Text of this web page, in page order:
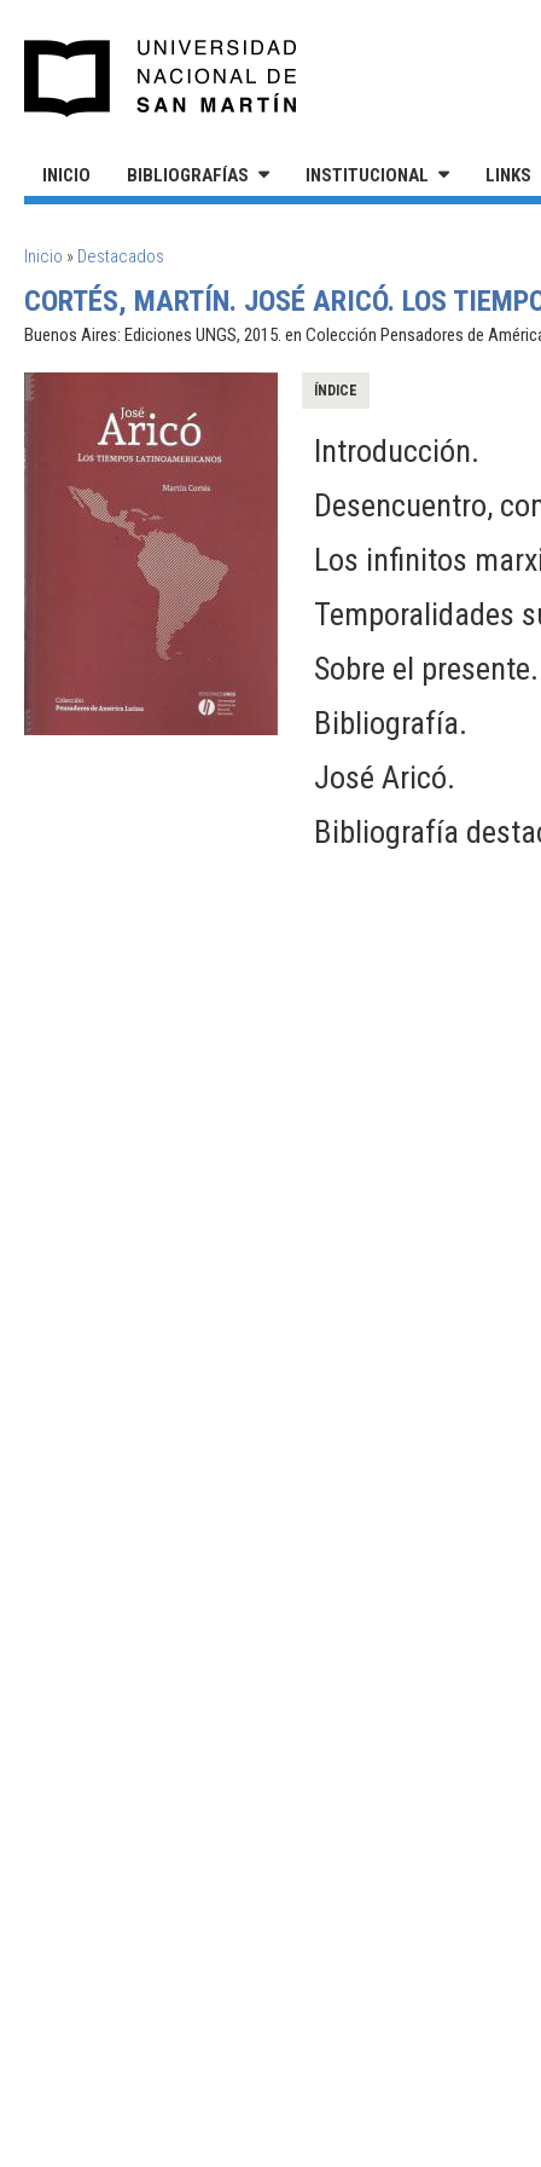
INICIO BIBLIOGRAFÍAS INSTITUCIONAL LINKS
SE ENCUENTRA USTED AQUÍ
Inicio » Destacados
CORTÉS, MARTÍN. JOSÉ ARICÓ. LOS
Buenos Aires: Ediciones UNGS, 2015. en Colección Pensadores de
ÍNDICE
Introducción.
Desencuentro,
Los infinitos
Temporalidades
Sobre el presente.
Bibliografía.
José Aricó.
Bibliografía